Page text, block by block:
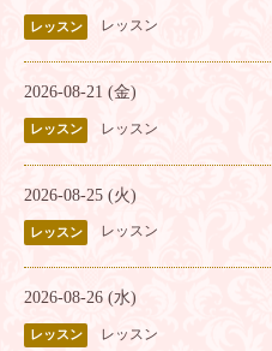
レッスン レッスン
2026-08-21 (金)
レッスン レッスン
2026-08-25 (火)
レッスン レッスン
2026-08-26 (水)
レッスン レッスン